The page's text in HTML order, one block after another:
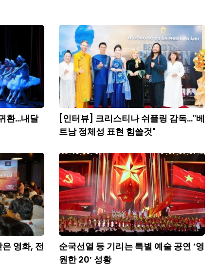
환...내달
[인터뷰] 크리스티나 쉬플링 감독..."베
트남 정체성 표현 힘쓸것"
영화, 전
순국선열 등 기리는 특별 예술 공연 ‘영
원한 20’ 성황